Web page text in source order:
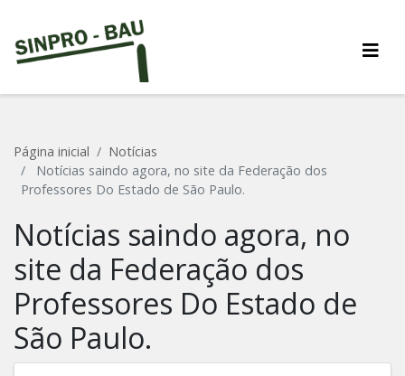
Página inicial
Notícias
Notícias saindo agora, no site da Federação dos
Professores Do Estado de São Paulo.
Notícias saindo agora, no
site da Federação dos
Professores Do Estado de
São Paulo.